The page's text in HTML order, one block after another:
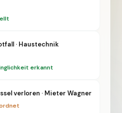
· Haustechnik
erkannt
verloren · Mieter Wagner